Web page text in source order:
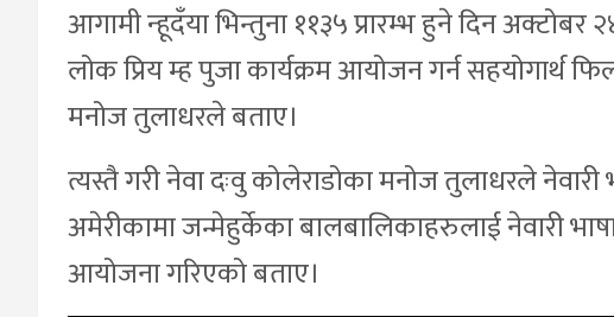
आगामी न्हूदँया भिन्तुना ११३५ प्रारम्भ हुने दिन
लोक प्रिय म्ह पुजा कार्यक्रम आयोजन गर्न सहयोगार्थ
मनोज तुलाधरले बताए।
त्यस्तै गरी नेवा दःवु कोलेराडोका मनोज तुलाधरले नेवारी
अमेरीकामा जन्मेहुर्केका बालबालिकाहरुलाई नेवारी
आयोजना गरिएको बताए।